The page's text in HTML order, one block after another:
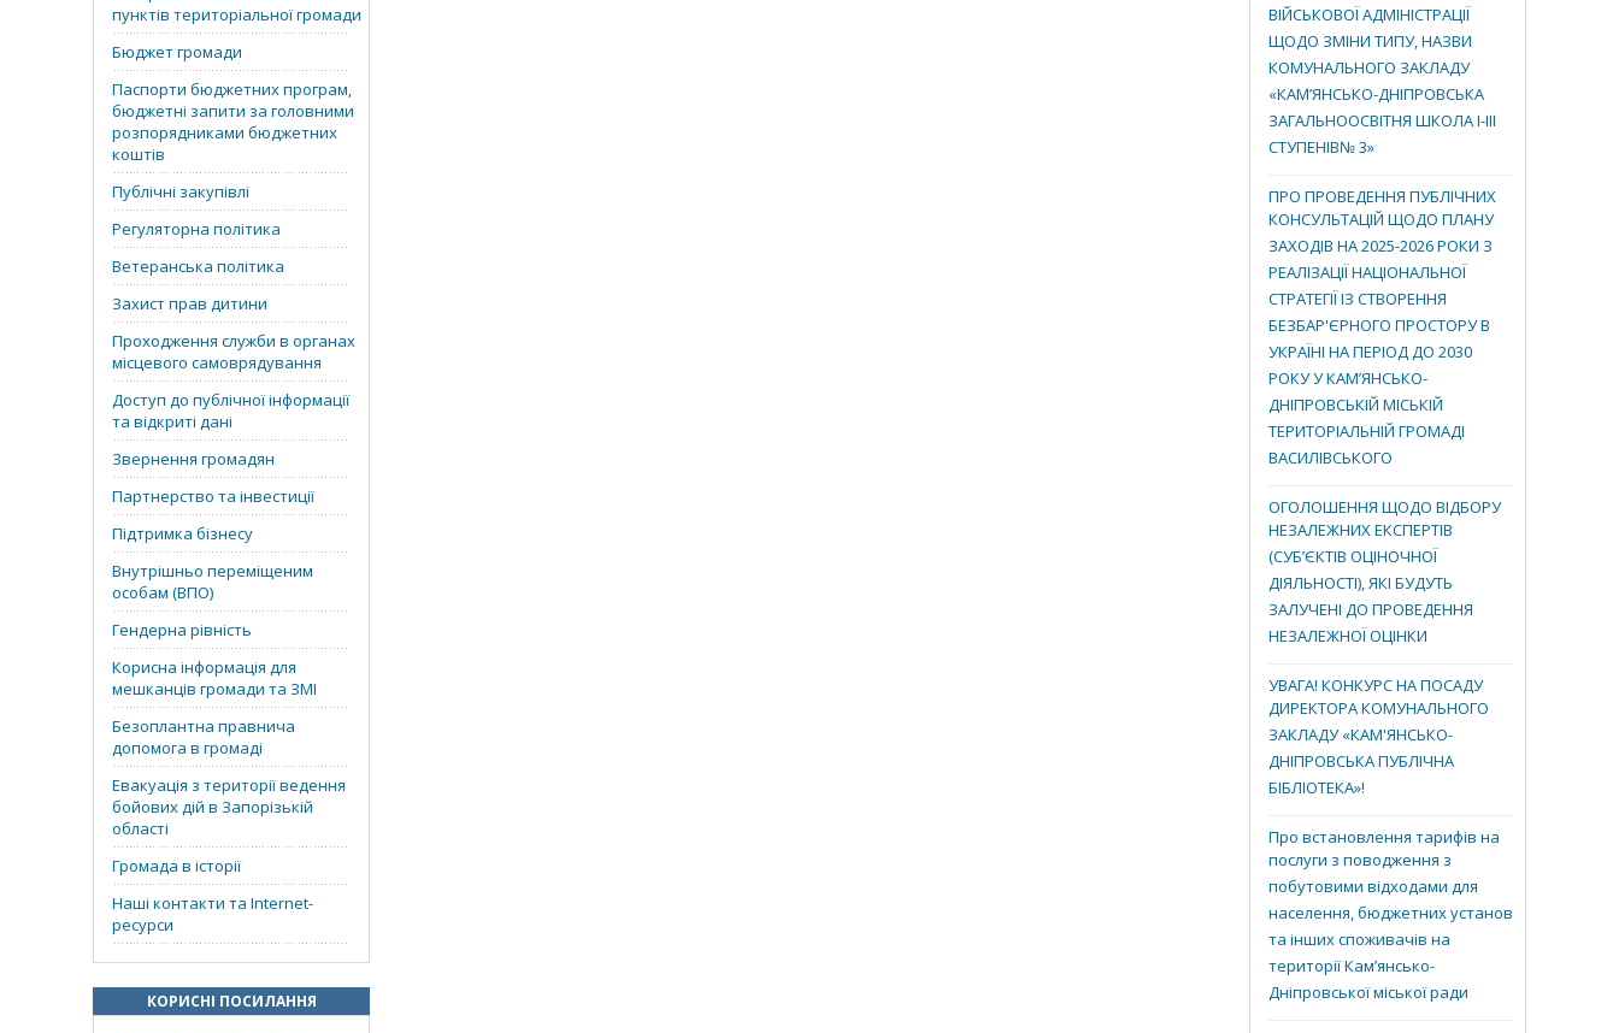
пунктів територіальної громади
Бюджет громади
Паспорти бюджетних програм,
бюджетні запити за головними
розпорядниками бюджетних
коштів
Публічні закупівлі
Регуляторна політика
Ветеранська політика
Захист прав дитини
Проходження служби в органах
місцевого самоврядування
Доступ до публічної інформації
та відкриті дані
Звернення громадян
Партнерство та інвестиції
Підтримка бізнесу
Внутрішньо переміщеним
особам (ВПО)
Гендерна рівність
Корисна інформація для
мешканців громади та ЗМІ
Безоплантна правнича
допомога в громаді
Евакуація з території ведення
бойових дій в Запорізькій
області
Громада в історії
Наші контакти та Internet-
ресурси
КОРИСНІ ПОСИЛАННЯ
ВІЙСЬКОВОЇ АДМІНІСТРАЦІЇ
ЩОДО ЗМІНИ ТИПУ, НАЗВИ
КОМУНАЛЬНОГО ЗАКЛАДУ
«КАМ’ЯНСЬКО-ДНІПРОВСЬКА
ЗАГАЛЬНООСВІТНЯ ШКОЛА І-ІІІ
СТУПЕНІВ№ 3»
ПРО ПРОВЕДЕННЯ ПУБЛІЧНИХ
КОНСУЛЬТАЦІЙ ЩОДО ПЛАНУ
ЗАХОДІВ НА 2025-2026 РОКИ З
РЕАЛІЗАЦІЇ НАЦІОНАЛЬНОЇ
СТРАТЕГІЇ ІЗ СТВОРЕННЯ
БЕЗБАР'ЄРНОГО ПРОСТОРУ В
УКРАЇНІ НА ПЕРІОД ДО 2030
РОКУ У КАМ’ЯНСЬКО-
ДНІПРОВСЬКІЙ МІСЬКІЙ
ТЕРИТОРІАЛЬНІЙ ГРОМАДІ
ВАСИЛІВСЬКОГО
ОГОЛОШЕННЯ ЩОДО ВІДБОРУ
НЕЗАЛЕЖНИХ ЕКСПЕРТІВ
(СУБ’ЄКТІВ ОЦІНОЧНОЇ
ДІЯЛЬНОСТІ), ЯКІ БУДУТЬ
ЗАЛУЧЕНІ ДО ПРОВЕДЕННЯ
НЕЗАЛЕЖНОЇ ОЦІНКИ
УВАГА! КОНКУРС НА ПОСАДУ
ДИРЕКТОРА КОМУНАЛЬНОГО
ЗАКЛАДУ «КАМ'ЯНСЬКО-
ДНІПРОВСЬКА ПУБЛІЧНА
БІБЛІОТЕКА»!
Про встановлення тарифів на
послуги з поводження з
побутовими відходами для
населення, бюджетних установ
та інших споживачів на
території Кам’янсько-
Дніпровської міської ради